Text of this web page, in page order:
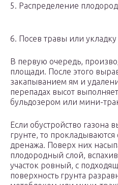
5. Распределение
6. Посев травы или
В первую очередь,
площади. После этого
закапыванием ям и
перепадах высот
бульдозером или мини-
Если обустройство газона
грунте, то
дренажа. Поверх них
плодородный слой,
участок ровный, с
поверхность грунта